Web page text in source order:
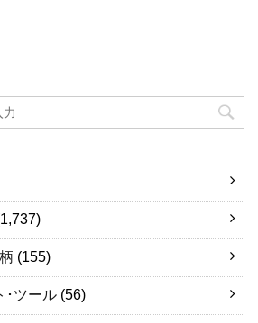
(155)
･ツール (56)